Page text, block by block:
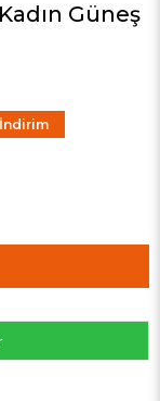
Güneş
İndirim